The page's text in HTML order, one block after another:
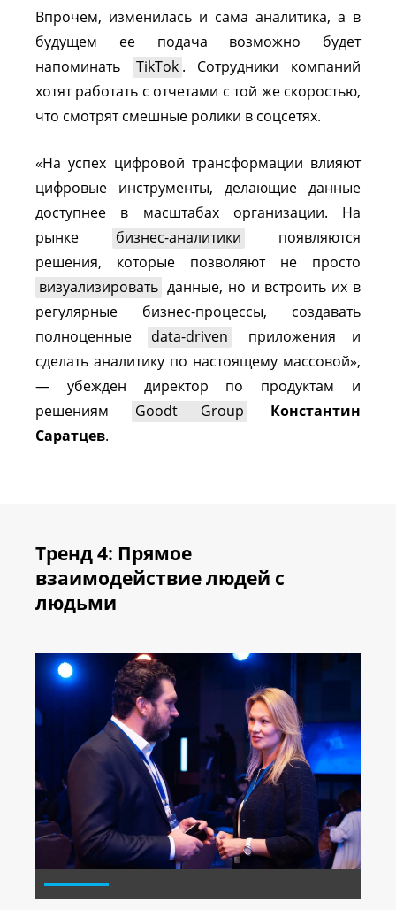
Впрочем, изменилась и сама аналитика, а в
будущем ее подача возможно будет
напоминать
TikTok . Сотрудники компаний
хотят работать с отчетами с той же скоростью,
что смотрят смешные ролики в соцсетях.
«На успех цифровой трансформации влияют
цифровые инструменты, делающие данные
доступнее в масштабах организации. На
рынке
бизнес-аналитики
появляются
решения, которые позволяют не просто
визуализировать данные, но и встроить их в
регулярные бизнес-процессы, создавать
полноценные
data-driven
приложения и
сделать аналитику по настоящему массовой»,
— убежден директор по продуктам и
решениям
Goodt Group
Константин
Саратцев.
Тренд 4: Прямое
взаимодействие людей с
людьми